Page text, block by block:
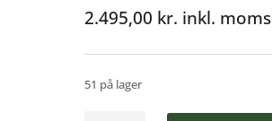
2.495,00 kr. inkl. moms
51 på lager